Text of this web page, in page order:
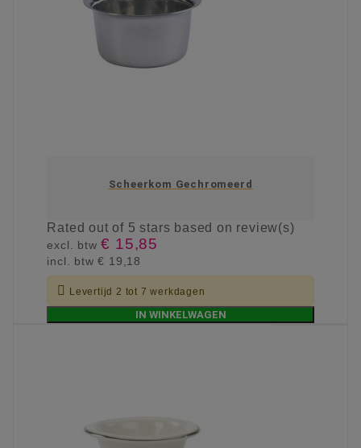
Scheerkom Gechromeerd
Ratedout of 5 stars based on review(s)
excl. btw€ 15,85
incl. btw€ 19,18
 Levertijd 2 tot 7 werkdagen
IN WINKELWAGEN